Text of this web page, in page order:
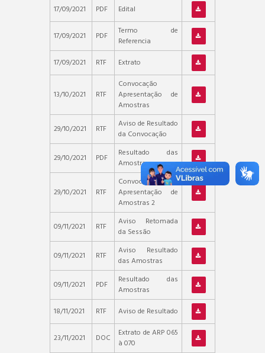
17/09/2021
PDF Edital
17/09/2021 PDF
Termo de
Referencia
17/09/2021
RTF Extrato
13/10/2021 RTF
Convocação
Apresentação de
Amostras
29/10/2021
RTF
Aviso de Resultado
da Convocação
29/10/2021
PDF
Resultado das
Amostras
29/10/2021 RTF
Convocação
Apresentação de
Amostras 2
09/11/2021
RTF
Aviso Retomada
da Sessão
09/11/2021
RTF
Aviso Resultado
das Amostras
09/11/2021
PDF
Resultado das
Amostras
18/11/2021
RTF Aviso de Resultado
23/11/2021 DOC
Extrato de ARP 065
à 070